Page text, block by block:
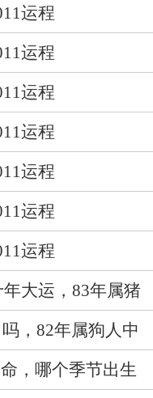
运程
运程
运程
运程
运程
运程
运程
大运，83年属猪
，82年属狗人中
，哪个季节出生